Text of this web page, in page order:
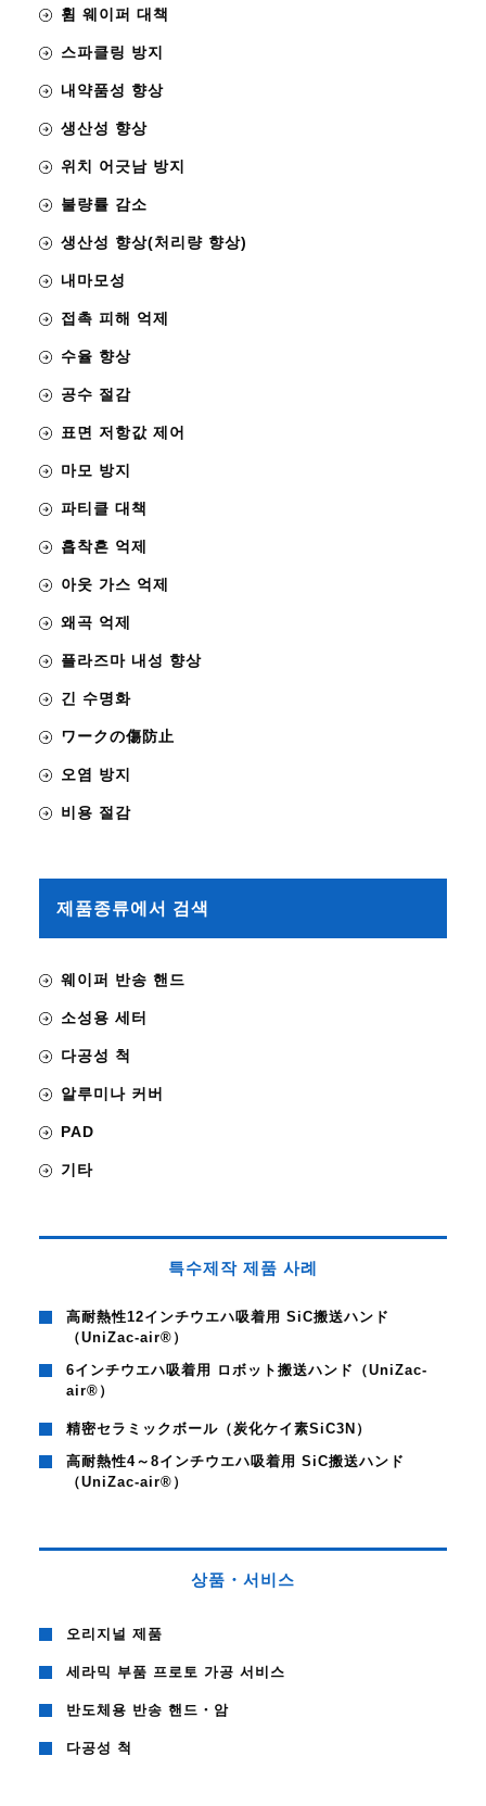
휨 웨이퍼 대책
스파클링 방지
내약품성 향상
생산성 향상
위치 어긋남 방지
불량률 감소
생산성 향상(처리량 향상)
내마모성
접촉 피해 억제
수율 향상
공수 절감
표면 저항값 제어
마모 방지
파티클 대책
흡착흔 억제
아웃 가스 억제
왜곡 억제
플라즈마 내성 향상
긴 수명화
ワークの傷防止
오염 방지
비용 절감
제품종류에서 검색
웨이퍼 반송 핸드
소성용 세터
다공성 척
알루미나 커버
PAD
기타
특수제작 제품 사례
高耐熱性12インチウエハ吸着用 SiC搬送ハンド
（UniZac-air®）
6インチウエハ吸着用 ロボット搬送ハンド（UniZac-
air®）
精密セラミックボール（炭化ケイ素SiC3N）
高耐熱性4～8インチウエハ吸着用 SiC搬送ハンド
（UniZac-air®）
상품・서비스
오리지널 제품
세라믹 부품 프로토 가공 서비스
반도체용 반송 핸드・암
다공성 척